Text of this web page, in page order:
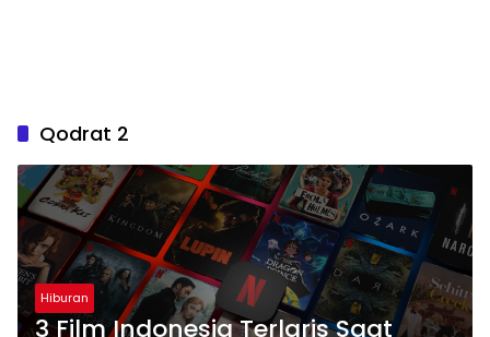
Qodrat 2
Hiburan
3 Film Indonesia Terlaris Saat